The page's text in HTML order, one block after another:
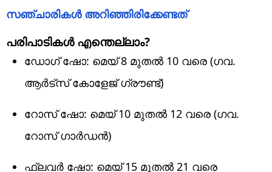
സഞ്ചാരികൾ അറിഞ്ഞിരിക്കേണ്ടത്
പരിപാടികൾ എന്തെല്ലാം?
ഡോഗ് ഷോ: മെയ് 8 മുതൽ 10 വരെ (ഗവ.
ആർട്സ് കോളേജ് ഗ്രൗണ്ട്)
റോസ് ഷോ: മെയ് 10 മുതൽ 12 വരെ (ഗവ.
റോസ് ഗാർഡൻ)
ഫ്ലവർ ഷോ: മെയ് 15 മുതൽ 21 വരെ